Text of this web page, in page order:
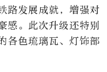
路发展成就，增强对
感。此次升级还特别
各色琉璃瓦、灯饰部